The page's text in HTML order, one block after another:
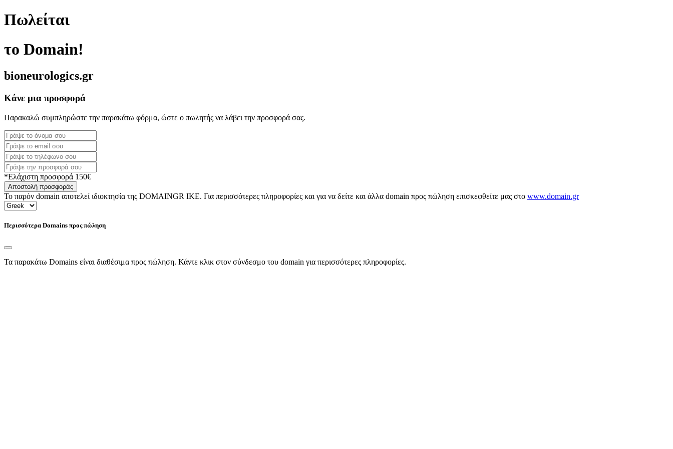
Πωλείται
το Domain!
bioneurologics.gr
Κάνε μια προσφορά
Παρακαλώ συμπληρώστε την παρακάτω φόρμα, ώστε ο πωλητής να λάβει την προσφορά σας.
*Ελάχιστη προσφορά 150€
Αποστολή προσφοράς
Το παρόν domain αποτελεί ιδιοκτησία της DOMAINGR ΙΚΕ. Για περισσότερες πληροφορίες και για να δείτε και άλλα domain προς πώληση επισκεφθείτε μας στο www.domain.gr
Περισσότερα Domains προς πώληση
Τα παρακάτω Domains είναι διαθέσιμα προς πώληση. Κάντε κλικ στον σύνδεσμο του domain για περισσότερες πληροφορίες.